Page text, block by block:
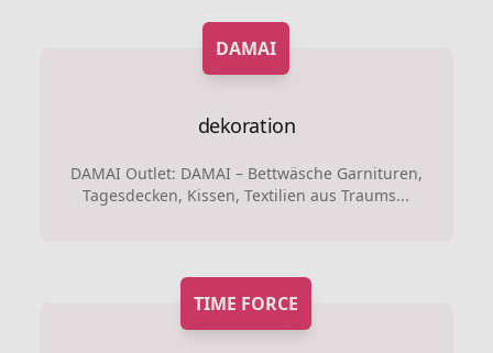
DAMAI
dekoration
DAMAI Outlet: DAMAI – Bettwäsche Garnituren,
Tagesdecken, Kissen, Textilien aus Traums...
TIME FORCE